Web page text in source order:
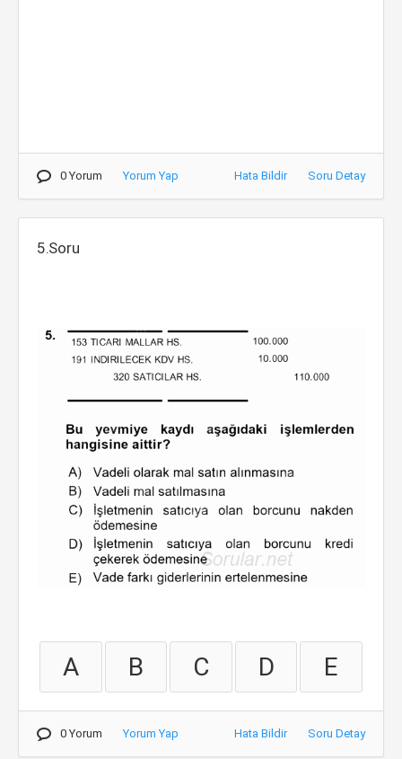
0 Yorum Yorum Yap Hata Bildir Soru Detay
5.Soru
A B C D E
0 Yorum Yorum Yap Hata Bildir Soru Detay